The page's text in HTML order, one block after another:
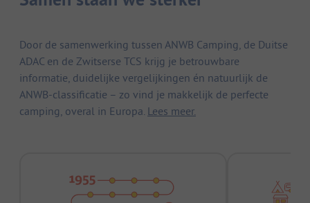
Door de samenwerking tussen ANWB Camping, de Duitse
ADAC en de Zwitserse TCS krijg je betrouwbare
informatie, duidelijke vergelijkingen én natuurlijk de
ANWB-classificatie – zo vind je makkelijk de perfecte
camping, overal in Europa. Lees meer.